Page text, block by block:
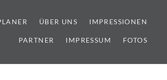
ÜBER UNS IMPRESSIONEN
PARTNER IMPRESSUM FOTOS